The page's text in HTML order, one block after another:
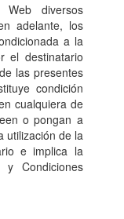
diversos
adelante, los
a la
el destinatario
las presentes
condición
cualquiera de
o pongan a
utilización de la
e implica la
Condiciones